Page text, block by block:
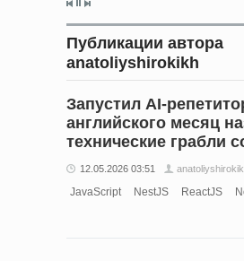
Публикации автора
anatoliyshirokikh
Запустил AI-
английского месяц
технические грабли
12.05.2026 03:51
JavaScript NestJS ReactJS